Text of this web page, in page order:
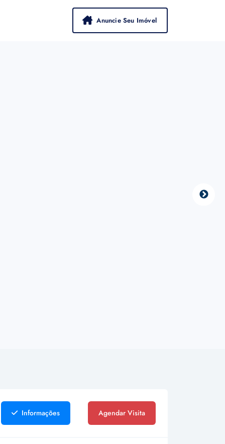
Anuncie Seu Imóvel
Informações Agendar Visita